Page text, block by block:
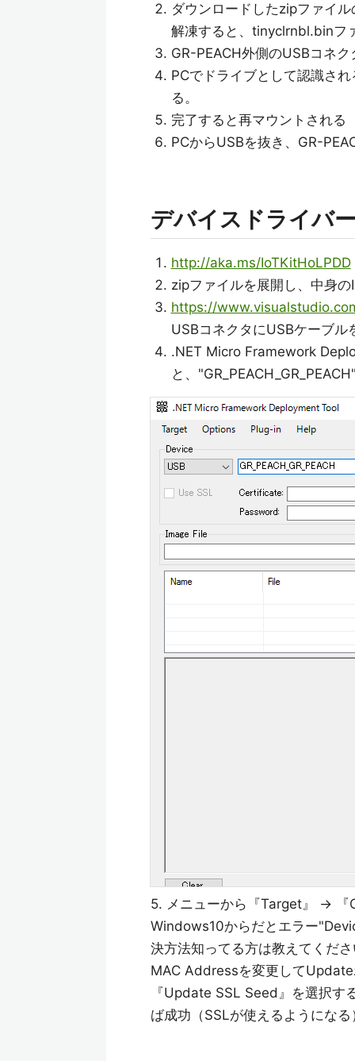
ダウンロードしたzipファイ
解凍すると、tinyclrnbl.binフ
GR-PEACH外側のUSBコネ
PCでドライブとして認識さ
る。
完了すると再マウントされる
PCからUSBを抜き、GR-
デバイスドライバ
http://aka.ms/IoTKitHoLPDD
zipファイルを展開し、中身
https://
USBコネクタにUSBケーブル
.NET Micro Framework
と、
5. メニューから『Target』 →
Windows10からだとエラー
決方法知ってる方は教えてくだ
MAC Addressを変更して
『Update SSL Seed』を選択
ば成功（SSLが使えるようになる